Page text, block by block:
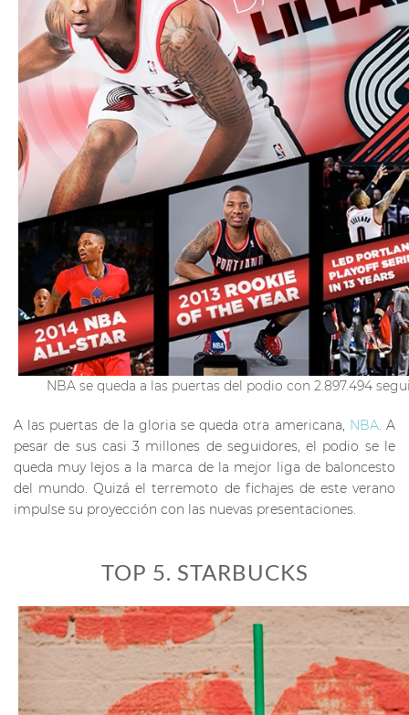
NBA se queda a las puertas del podio con 2.897.494
A las puertas de la gloria se queda otra americana, NBA. A
pesar de sus casi 3 millones de seguidores, el podio se le
queda muy lejos a la marca de la mejor liga de baloncesto
del mundo. Quizá el terremoto de fichajes de este verano
impulse su proyección con las nuevas presentaciones.
TOP 5. STARBUCKS